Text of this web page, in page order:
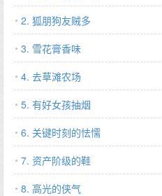
2. 狐朋狗友贼多
3. 雪花膏香味
4. 去草滩农场
5. 有好女孩抽烟
6. 关键时刻的怯懦
7. 资产阶级的鞋
8. 高光的侠气